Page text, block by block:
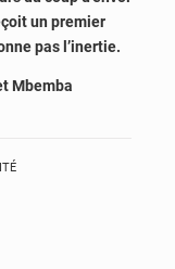
un premier
pas l’inertie.
Mbemba